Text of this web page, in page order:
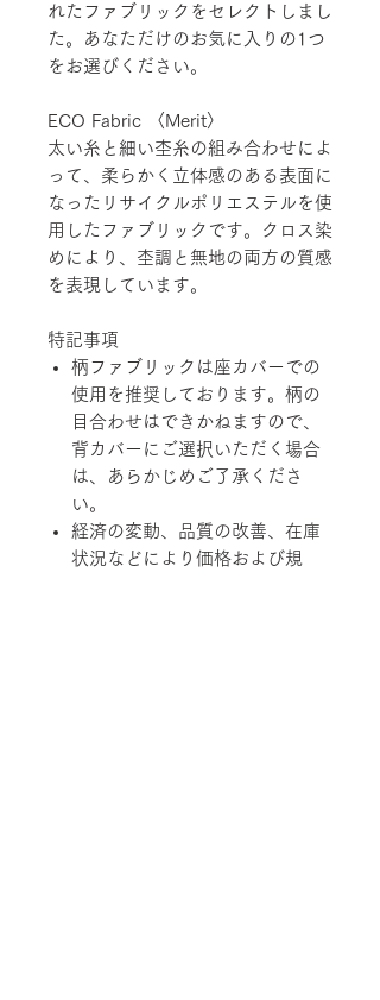
れたファブリックをセレクトしまし
た。あなただけのお気に入りの1つ
をお選びください。
ECO Fabric 〈Merit〉
太い糸と細い杢糸の組み合わせによ
って、柔らかく立体感のある表面に
なったリサイクルポリエステルを使
用したファブリックです。クロス染
めにより、杢調と無地の両方の質感
を表現しています。
特記事項
柄ファブリックは座カバーでの
使用を推奨しております。柄の
目合わせはできかねますので、
背カバーにご選択いただく場合
は、あらかじめご了承くださ
い。
経済の変動、品質の改善、在庫
状況などにより価格および規